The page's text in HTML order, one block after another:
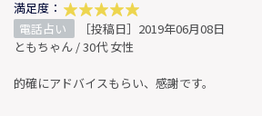
満足度：
電話占い
［投稿日］2019年06月08日
ともちゃん / 30代 女性
的確にアドバイスもらい、感謝です。